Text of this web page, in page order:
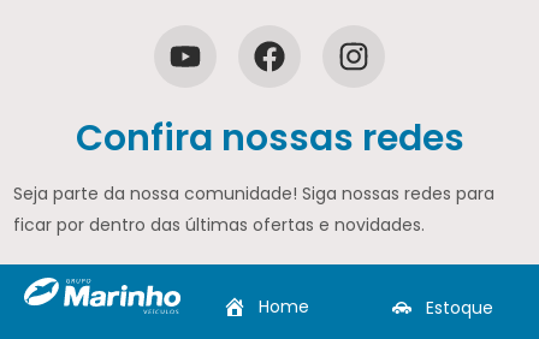
Confira nossas redes
Seja parte da nossa comunidade! Siga nossas redes para
ficar por dentro das últimas ofertas e novidades.
Home Estoque